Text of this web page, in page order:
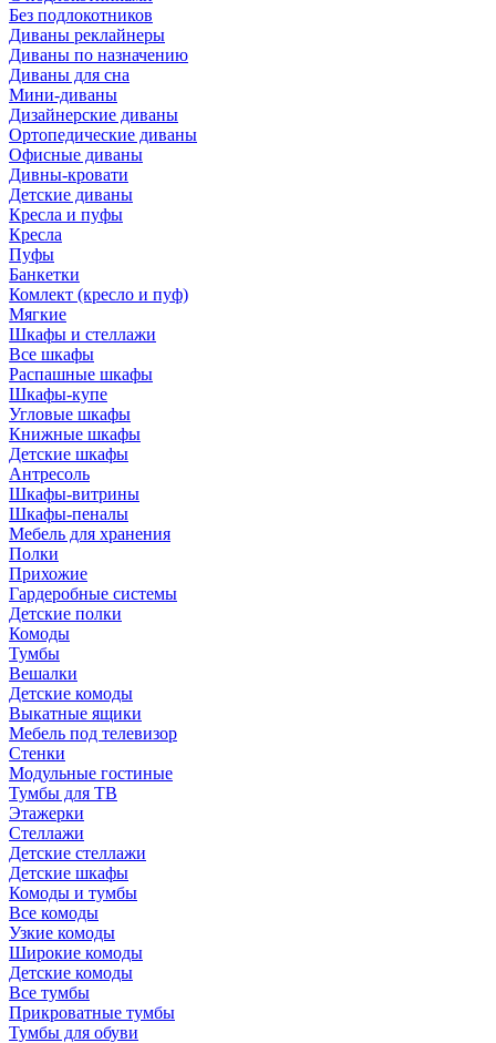
Без подлокотников
Диваны реклайнеры
Диваны по назначению
Диваны для сна
Мини-диваны
Дизайнерские диваны
Ортопедические диваны
Офисные диваны
Дивны-кровати
Детские диваны
Кресла и пуфы
Кресла
Пуфы
Банкетки
Комлект (кресло и пуф)
Мягкие
Шкафы и стеллажи
Все шкафы
Распашные шкафы
Шкафы-купе
Угловые шкафы
Книжные шкафы
Детские шкафы
Антресоль
Шкафы-витрины
Шкафы-пеналы
Мебель для хранения
Полки
Прихожие
Гардеробные системы
Детские полки
Комоды
Тумбы
Вешалки
Детские комоды
Выкатные ящики
Мебель под телевизор
Стенки
Модульные гостиные
Тумбы для ТВ
Этажерки
Стеллажи
Детские стеллажи
Детские шкафы
Комоды и тумбы
Все комоды
Узкие комоды
Широкие комоды
Детские комоды
Все тумбы
Прикроватные тумбы
Тумбы для обуви